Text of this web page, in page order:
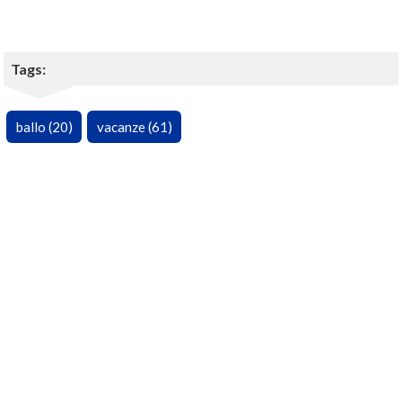
Tags:
ballo (20) vacanze (61)